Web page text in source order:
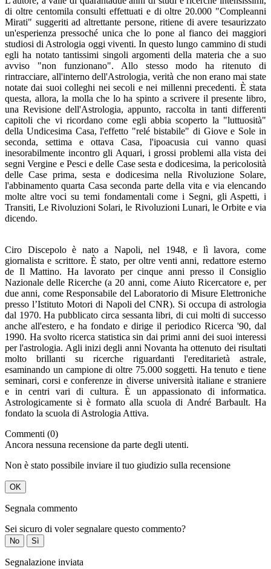
di oltre centomila consulti effettuati e di oltre 20.000 "Compleanni
Mirati" suggeriti ad altrettante persone, ritiene di avere tesaurizzato
un'esperienza pressoché unica che lo pone al fianco dei maggiori
studiosi di Astrologia oggi viventi. In questo lungo cammino di studi
egli ha notato tantissimi singoli argomenti della materia che a suo
avviso "non funzionano". Allo stesso modo ha ritenuto di
rintracciare, all'interno dell'Astrologia, verità che non erano mai state
notate dai suoi colleghi nei secoli e nei millenni precedenti. È stata
questa, allora, la molla che lo ha spinto a scrivere il presente libro,
una Revisione dell'Astrologia, appunto, raccolta in tanti differenti
capitoli che vi ricordano come egli abbia scoperto la "luttuosità"
della Undicesima Casa, l'effetto "relé bistabile" di Giove e Sole in
seconda, settima e ottava Casa, l'ipoacusia cui vanno quasi
inesorabilmente incontro gli Aquari, i grossi problemi alla vista dei
segni Vergine e Pesci e delle Case sesta e dodicesima, la pericolosità
delle Case prima, sesta e dodicesima nella Rivoluzione Solare,
l'abbinamento quarta Casa seconda parte della vita e via elencando
molte altre voci su temi fondamentali come i Segni, gli Aspetti, i
Transiti, Le Rivoluzioni Solari, le Rivoluzioni Lunari, le Orbite e via
dicendo.
Ciro Discepolo è nato a Napoli, nel 1948, e lì lavora, come
giornalista e scrittore. È stato, per oltre venti anni, redattore esterno
de Il Mattino. Ha lavorato per cinque anni presso il Consiglio
Nazionale delle Ricerche (a 20 anni, come Aiuto Ricercatore e, per
due anni, come Responsabile del Laboratorio di Misure Elettroniche
presso l’Istituto Motori di Napoli del CNR). Si occupa di astrologia
dal 1970. Ha pubblicato circa sessanta libri, di cui molti di successo
anche all'estero, e ha fondato e dirige il periodico Ricerca '90, dal
1990. Ha svolto ricerca statistica sin dai primi anni dei suoi interessi
per l'astrologia. Agli inizi degli anni Novanta ha ottenuto dei risultati
molto brillanti su ricerche riguardanti l'ereditarietà astrale,
esaminando un campione di oltre 75.000 soggetti. Ha tenuto e tiene
seminari, corsi e conferenze in diverse università italiane e straniere
e in centri vari di cultura. È un appassionato di informatica.
Astrologicamente si è formato alla scuola di André Barbault. Ha
fondato la scuola di Astrologia Attiva.
Commenti (0)
Ancora nessuna recensione da parte degli utenti.
Non è stato possibile inviare il tuo giudizio sulla recensione
OK
Segnala commento
Sei sicuro di voler segnalare questo commento?
No Sì
Segnalazione inviata